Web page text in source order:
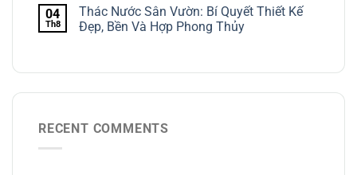
04
Th8
Thác Nước Sân Vườn: Bí Quyết Thiết Kế
Đẹp, Bền Và Hợp Phong Thủy
RECENT COMMENTS